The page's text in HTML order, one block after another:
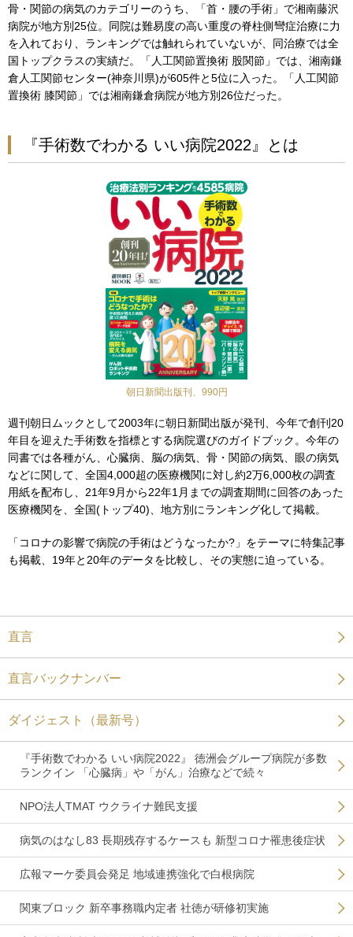
骨・関節の病気のカテゴリーのうち、「首・腰の手術」で湘南藤沢
病院が地方別25位。同院は難易度の高い重度の脊柱側彎症治療に力
を入れており、ランキングでは触れられていないが、同治療では全
国トップクラスの実績だ。「人工関節置換術 股関節」では、湘南鎌
倉人工関節センター(神奈川県)が605件と5位に入った。「人工関節
置換術 膝関節」では湘南鎌倉病院が地方別26位だった。
『手術数でわかる いい病院2022』とは
朝日新聞出版刊、990円
週刊朝日ムックとして2003年に朝日新聞出版が発刊、今年で創刊20
年目を迎えた手術数を指標とする病院選びのガイドブック。今年の
同書では各種がん、心臓病、脳の病気、骨・関節の病気、眼の病気
などに関して、全国4,000超の医療機関に対し約2万6,000枚の調査
用紙を配布し、21年9月から22年1月までの調査期間に回答のあった
医療機関を、全国(トップ40)、地方別にランキング化して掲載。
「コロナの影響で病院の手術はどうなったか?」をテーマに特集記事
も掲載、19年と20年のデータを比較し、その実態に迫っている。
直言
直言バックナンバー
ダイジェスト（最新号）
『手術数でわかる いい病院2022』 徳洲会グループ病院が多数
ランクイン 「心臓病」や「がん」治療などで続々
NPO法人TMAT ウクライナ難民支援
病気のはなし83 長期残存するケースも 新型コロナ罹患後症状
広報マーケ委員会発足 地域連携強化で白根病院
関東ブロック 新卒事務職内定者 社徳が研修初実施